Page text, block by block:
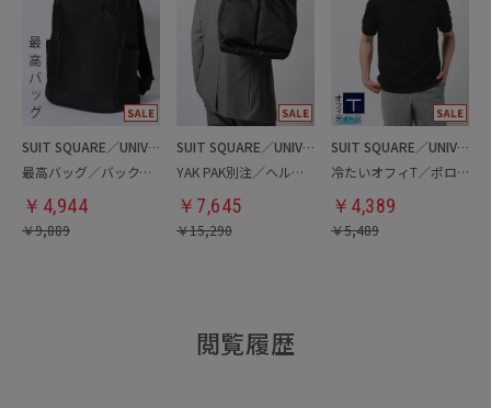
SUIT SQUARE／UNIVERSAL LANGUAGE
最高バッグ／バックパック
￥ 4,944
￥9,889
SUIT SQUARE／UNIVERSAL LANGUAGE
YAK PAK別注／ヘルメットバッグ
￥ 7,645
￥15,290
SUIT SQUARE／UNIVERSAL LANGUAGE
冷たいオフィT／ポロシャツ
￥ 4,389
￥5,489
閲覧履歴